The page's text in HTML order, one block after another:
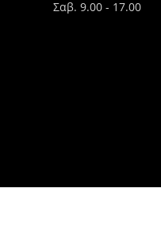
Σαβ. 9.00 - 17.00